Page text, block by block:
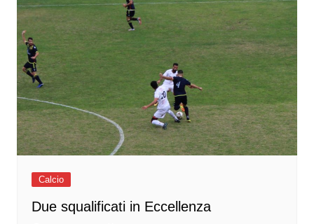
Calcio
Due squalificati in Eccellenza